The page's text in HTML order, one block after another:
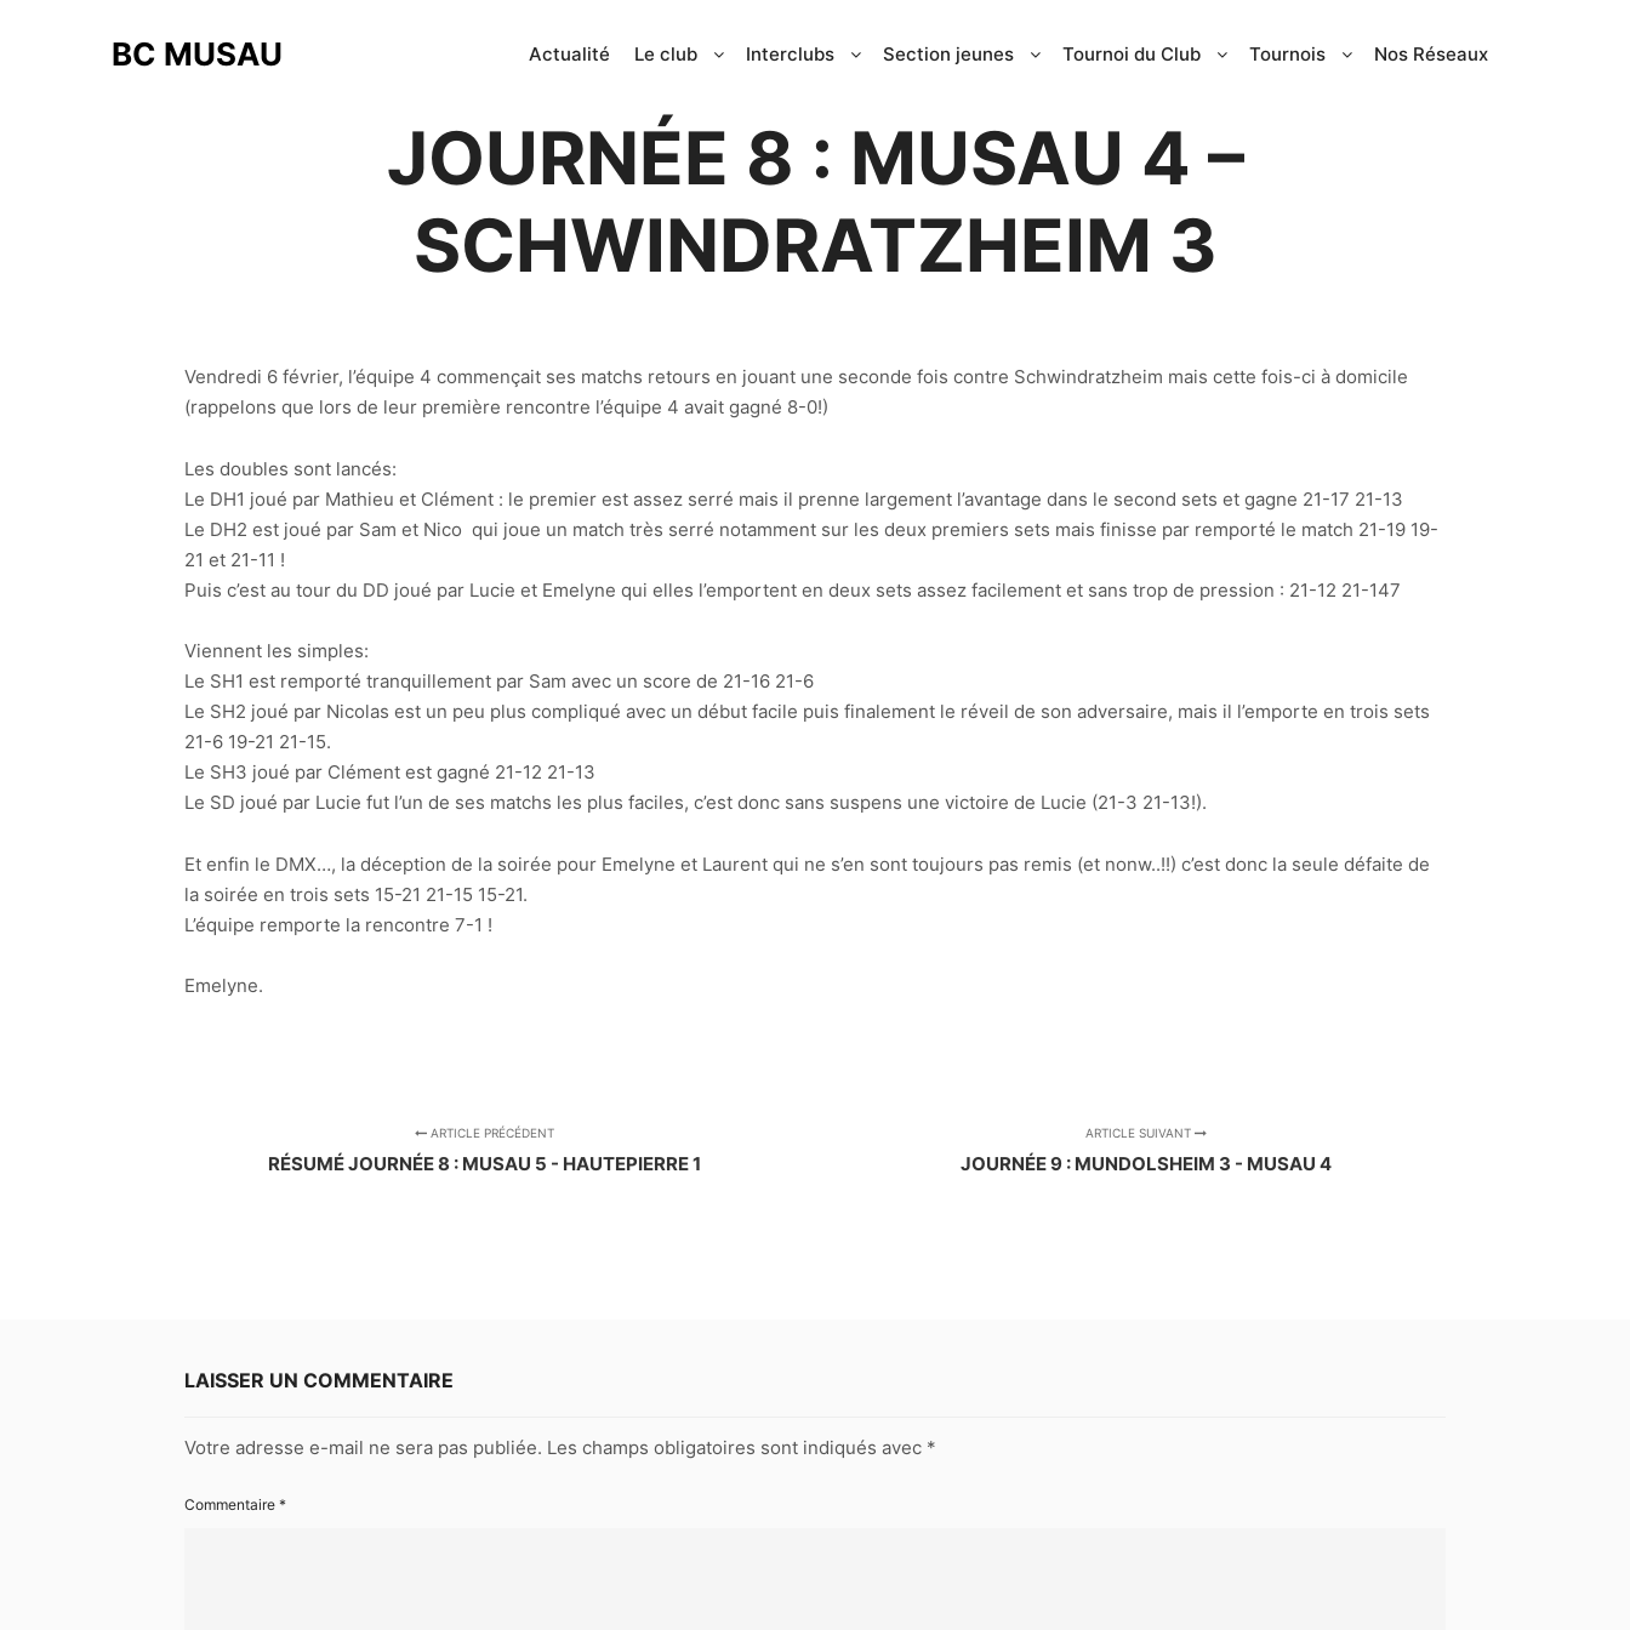
BC MUSAU Actualité Le club Interclubs Section jeunes Tournoi du Club Tournois Nos Réseaux
JOURNÉE 8 : MUSAU 4 –
SCHWINDRATZHEIM 3
Vendredi 6 février, l’équipe 4 commençait ses matchs retours en jouant une seconde fois contre Schwindratzheim mais cette fois-ci à domicile
(rappelons que lors de leur première rencontre l’équipe 4 avait gagné 8-0!)
Les doubles sont lancés:
Le DH1 joué par Mathieu et Clément : le premier est assez serré mais il prenne largement l’avantage dans le second sets et gagne 21-17 21-13
Le DH2 est joué par Sam et Nico qui joue un match très serré notamment sur les deux premiers sets mais finisse par remporté le match 21-19 19-
21 et 21-11 !
Puis c’est au tour du DD joué par Lucie et Emelyne qui elles l’emportent en deux sets assez facilement et sans trop de pression : 21-12 21-147
Viennent les simples:
Le SH1 est remporté tranquillement par Sam avec un score de 21-16 21-6
Le SH2 joué par Nicolas est un peu plus compliqué avec un début facile puis finalement le réveil de son adversaire, mais il l’emporte en trois sets
21-6 19-21 21-15.
Le SH3 joué par Clément est gagné 21-12 21-13
Le SD joué par Lucie fut l’un de ses matchs les plus faciles, c’est donc sans suspens une victoire de Lucie (21-3 21-13!).
Et enfin le DMX…, la déception de la soirée pour Emelyne et Laurent qui ne s’en sont toujours pas remis (et nonw..!!) c’est donc la seule défaite de
la soirée en trois sets 15-21 21-15 15-21.
L’équipe remporte la rencontre 7-1 !
Emelyne.
ARTICLE PRÉCÉDENT
RÉSUMÉ JOURNÉE 8 : MUSAU 5 - HAUTEPIERRE 1
ARTICLE SUIVANT
JOURNÉE 9 : MUNDOLSHEIM 3 - MUSAU 4
LAISSER UN COMMENTAIRE
Votre adresse e-mail ne sera pas publiée. Les champs obligatoires sont indiqués avec *
Commentaire *